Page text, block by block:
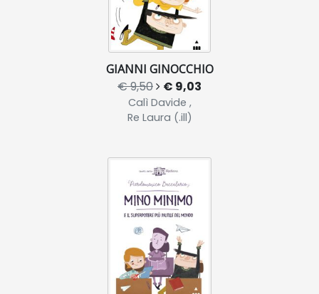
GIANNI GINOCCHIO
€ 9,50 € 9,03
Calì Davide ,
Re Laura (.ill)